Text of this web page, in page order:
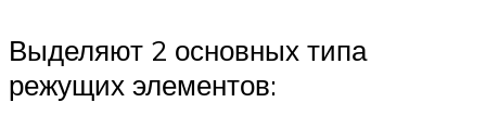
Выделяют 2 основных типа
режущих элементов: